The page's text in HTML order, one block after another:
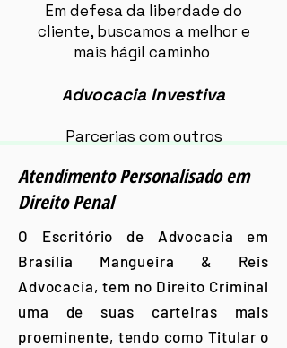
Em defesa da liberdade do
cliente, buscamos a melhor e
mais hágil caminho
Advocacia Investiva
Parcerias com outros
caso de forma especializada
Atendimento Personalisado em
Direito Penal
O Escritório de Advocacia em
Brasília Mangueira & Reis
Advocacia, tem no Direito Criminal
uma de suas carteiras mais
proeminente, tendo como Titular o